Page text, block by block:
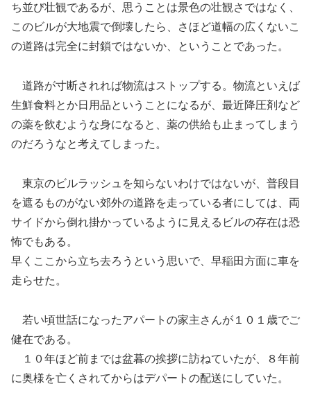
ち並び壮観であるが、思うことは景色の壮観さではなく、
このビルが大地震で倒壊したら、さほど道幅の広くないこ
の道路は完全に封鎖ではないか、ということであった。
道路が寸断されれば物流はストップする。物流といえば
生鮮食料とか日用品ということになるが、最近降圧剤など
の薬を飲むような身になると、薬の供給も止まってしまう
のだろうなと考えてしまった。
東京のビルラッシュを知らないわけではないが、普段目
を遮るものがない郊外の道路を走っている者にしては、両
サイドから倒れ掛かっているように見えるビルの存在は恐
怖でもある。
早くここから立ち去ろうという思いで、早稲田方面に車を
走らせた。
若い頃世話になったアパートの家主さんが１０１歳でご
健在である。
１０年ほど前までは盆暮の挨拶に訪ねていたが、８年前
に奥様を亡くされてからはデパートの配送にしていた。